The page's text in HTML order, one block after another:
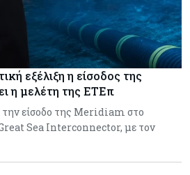
εξέλιξη η είσοδος της
η μελέτη της ΕΤΕπ
την είσοδο της Meridiam στο
Sea Interconnector, με τον